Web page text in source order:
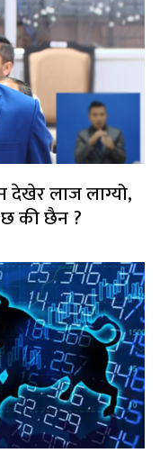
देखेर लाज लाग्यो,
छ की छैन ?